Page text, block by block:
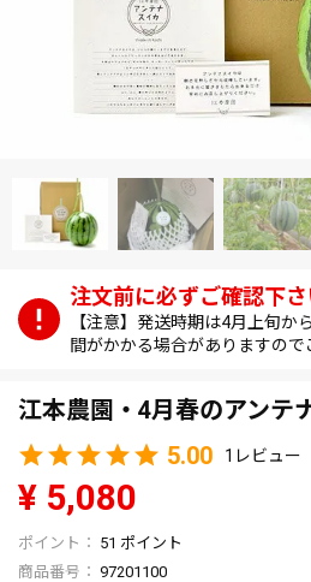
【注意】発送時期は4月上旬か
間がかかる場合がありますので
江本農園・4月春のアンテ
5.00
1
¥ 5,080
51 ポイント
商品番号
97201100